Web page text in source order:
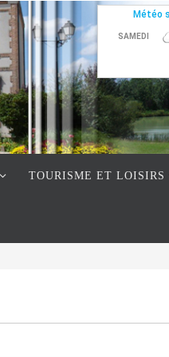
TOURISME ET LOISIRS